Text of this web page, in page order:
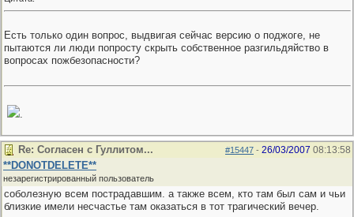
Есть только один вопрос, выдвигая сейчас версию о поджоге, не
пытаются ли люди попросту скрыть собственное разгильдяйство в
вопросах пожбезопасности?
#15447 - 26/03/2007 08:13:58
Re: Согласен с Гуллитом...
**DONOTDELETE**
незарегистрированный пользователь
соболезную всем пострадавшим. а также всем, кто там был сам и чьи
близкие имели несчастье там оказаться в тот трагический вечер.